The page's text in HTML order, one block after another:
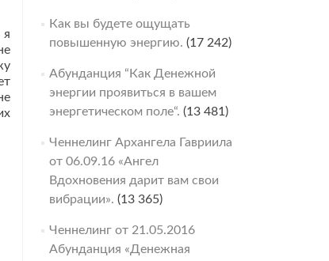
я
Как вы будете ощущать
повышенную энергию. (17 242)
Абунданция “Как Денежной
энергии проявиться в вашем
энергетическом поле“. (13 481)
Ченнелинг Архангела Гавриила
от 06.09.16 «Ангел
Вдохновения дарит вам свои
вибрации». (13 365)
Ченнелинг от 21.05.2016
Абунданция «Денежная